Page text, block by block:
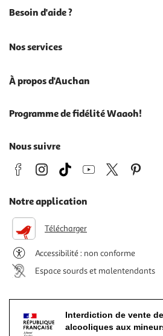
Besoin d'aide ?
Nos services
À propos d'Auchan
Programme de fidélité Waaoh!
Nous suivre
Notre application
Télécharger
Accessibilité : non conforme
Espace sourds et malentendants
Interdiction de vente
alcooliques aux